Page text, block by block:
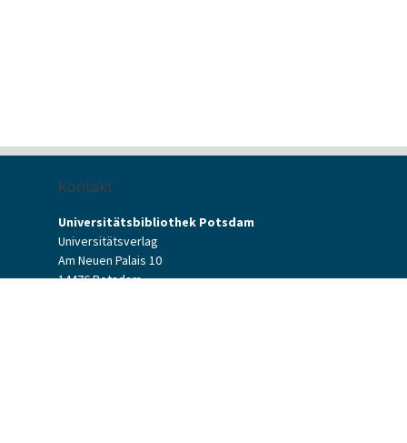
Kontakt
Universitätsbibliothek Potsdam
Universitätsverlag
Am Neuen Palais 10
14476 Potsdam